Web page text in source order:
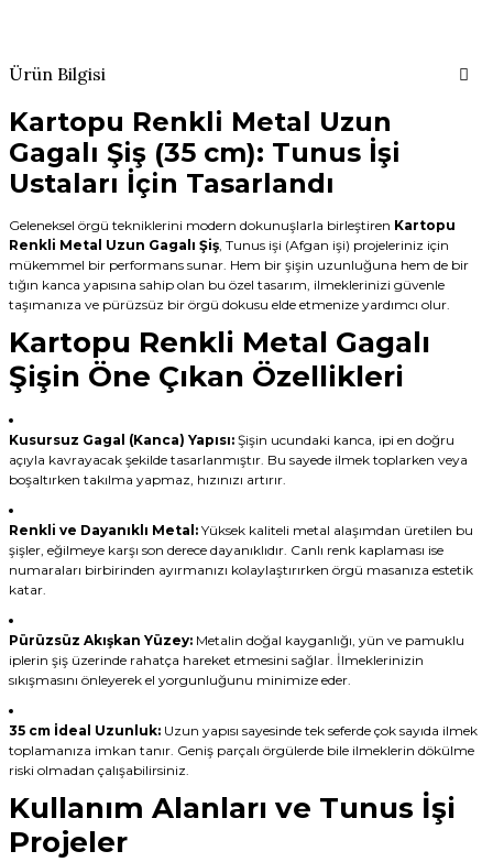
Ürün Bilgisi
Kartopu Renkli Metal Uzun
Gagalı Şiş (35 cm): Tunus İşi
Ustaları İçin Tasarlandı
Geleneksel örgü tekniklerini modern dokunuşlarla birleştiren Kartopu
Renkli Metal Uzun Gagalı Şiş, Tunus işi (Afgan işi) projeleriniz için
mükemmel bir performans sunar. Hem bir şişin uzunluğuna hem de bir
tığın kanca yapısına sahip olan bu özel tasarım, ilmeklerinizi güvenle
taşımanıza ve pürüzsüz bir örgü dokusu elde etmenize yardımcı olur.
Kartopu Renkli Metal Gagalı
Şişin Öne Çıkan Özellikleri
Kusursuz Gagal (Kanca) Yapısı:Şişin ucundaki kanca, ipi en doğru
açıyla kavrayacak şekilde tasarlanmıştır. Bu sayede ilmek toplarken veya
boşaltırken takılma yapmaz, hızınızı artırır.
Renkli ve Dayanıklı Metal:Yüksek kaliteli metal alaşımdan üretilen bu
şişler, eğilmeye karşı son derece dayanıklıdır. Canlı renk kaplaması ise
numaraları birbirinden ayırmanızı kolaylaştırırken örgü masanıza estetik
katar.
Pürüzsüz Akışkan Yüzey:Metalin doğal kayganlığı, yün ve pamuklu
iplerin şiş üzerinde rahatça hareket etmesini sağlar. İlmeklerinizin
sıkışmasını önleyerek el yorgunluğunu minimize eder.
35 cm İdeal Uzunluk:Uzun yapısı sayesinde tek seferde çok sayıda ilmek
toplamanıza imkan tanır. Geniş parçalı örgülerde bile ilmeklerin dökülme
riski olmadan çalışabilirsiniz.
Kullanım Alanları ve Tunus İşi
Projeler